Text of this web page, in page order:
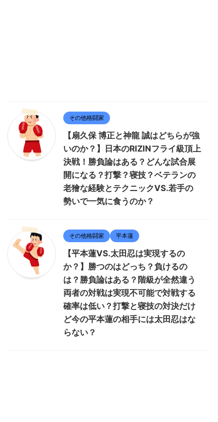
その他格闘家
【扇久保 博正と神龍 誠はどちらが強
いのか？】日本のRIZINフライ級頂上
決戦！勝負論はある？どんな試合展
開になる？打撃？寝技？ベテランの
老獪な経験とテクニックVS.若手の
勢いで一気に食うのか？
その他格闘家 平本蓮
【平本蓮VS.太田忍は実現するの
か？】勝つのはどっち？負けるの
は？勝負論はある？階級が全然違う
両者の対戦は実現不可能で対戦する
確率は低い？打撃と寝技の対決だけ
ど今の平本蓮の相手には太田忍はな
らない？